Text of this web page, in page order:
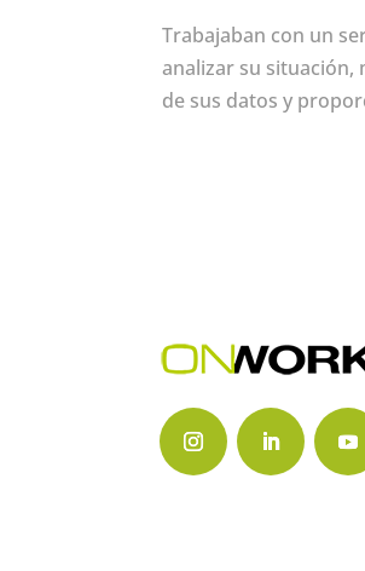
Trabajaban con un
analizar su
de sus datos y